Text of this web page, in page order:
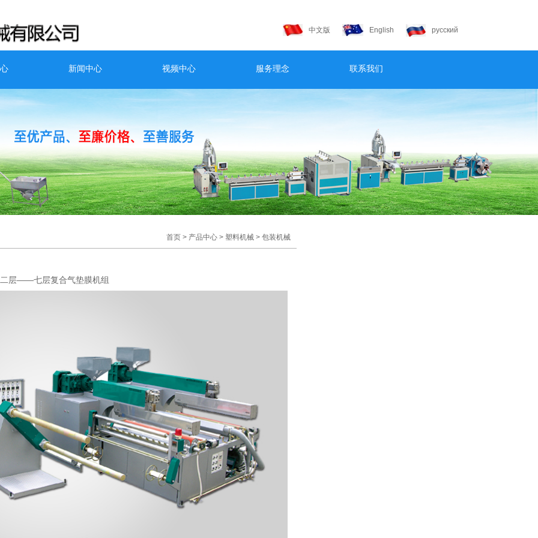
中文版 English русский
新闻中心 视频中心 服务理念 联系我们
首页 > 产品中心 > 塑料机械 > 包装机械
层——七层复合气垫膜机组